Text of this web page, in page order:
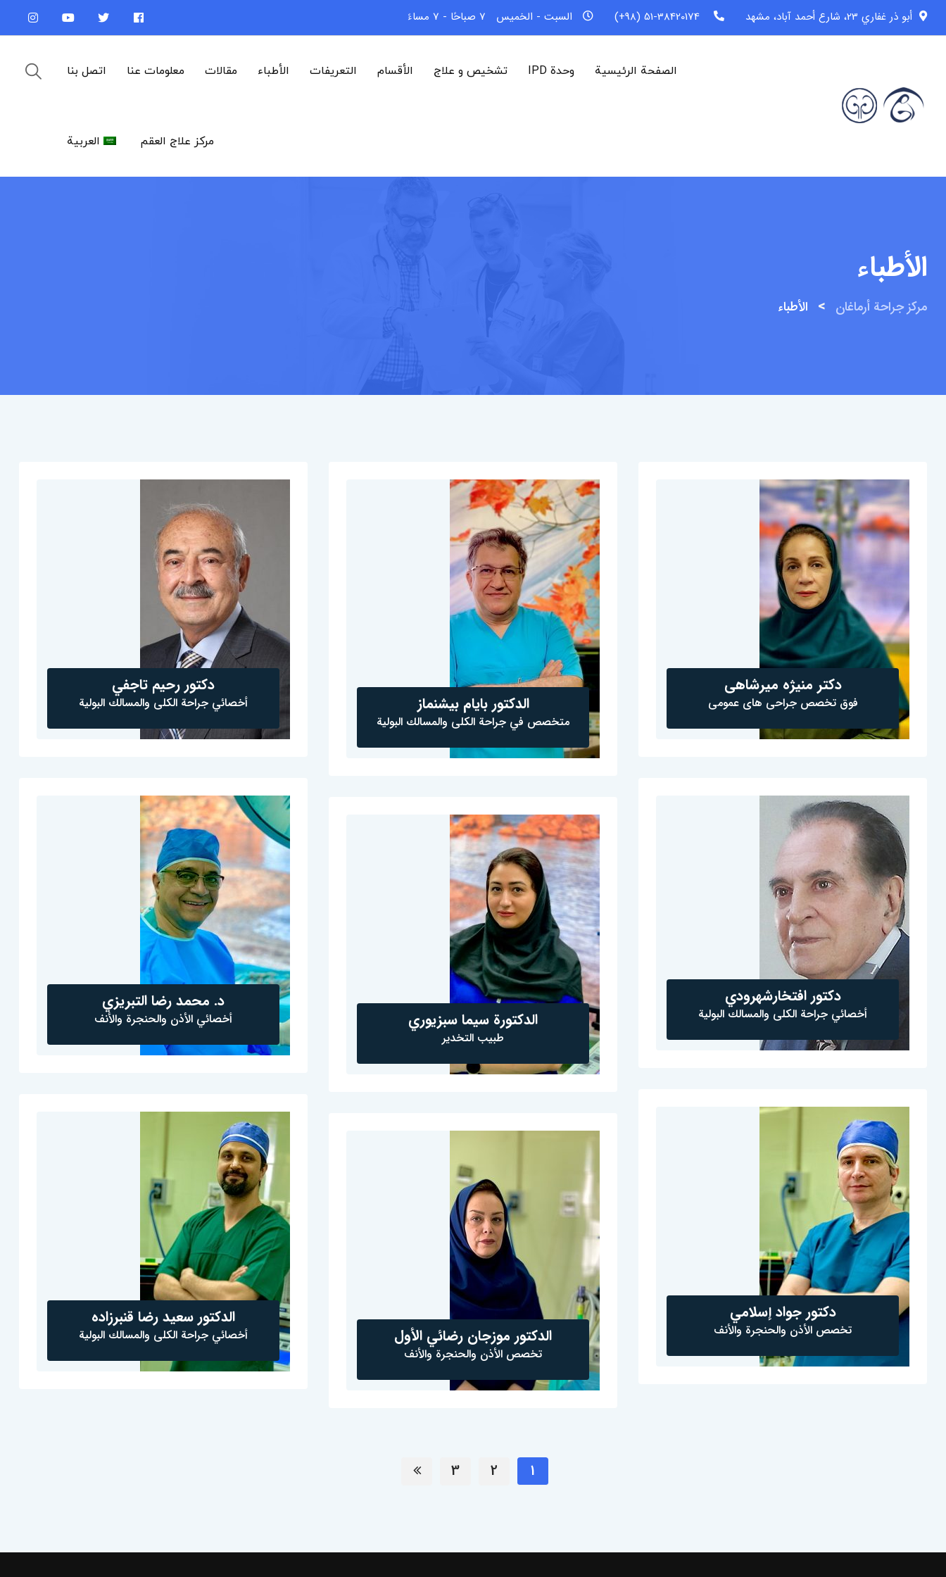
تخطى
المحتوى
أبو ذر غفاري 23، شارع أحمد آباد، مشهد 51-38420174 (98+) السبت - الخميس
الصفحة الرئيسية وحدة IPD تشخیص و علاج الأقسام التعريفات الأطباء مقالات معلومات عنا اتصل بنا
مركز علاج العقم العربية
الأطباء
مركز جراحة أرماغان > الأطباء
دکتر منیژه میرشاهی
فوق تخصص جراحی های عمومی الدكتور بايام بيشنماز
متخصص في جراحة الكلى والمسالك البولية
دكتور رحيم تاجفي
أخصائي جراحة الكلى والمسالك البولية
دكتور افتخارشهرودي
أخصائي جراحة الكلى والمسالك البولية
د. محمد رضا التبريزي
أخصائي الأذن والحنجرة والأنف الدكتورة سيما سبزيوري
طبيب التخدير
دكتور جواد إسلامي
تخصص الأذن والحنجرة والأنف
الدكتور سعيد رضا قنبرزاده
أخصائي جراحة الكلى والمسالك البولية الدكتور موزجان رضائي الأول
تخصص الأذن والحنجرة والأنف
1
2
3